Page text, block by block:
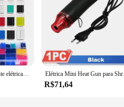
Mini pistola de ar quente elétrica, 220V, 220V, temperatura de solda Blower, artesanato DIY, poder secador quente, pistola de calor, encolher tubulação, envoltório do carro, 580 pcs Elétrica Mini
R$71,64